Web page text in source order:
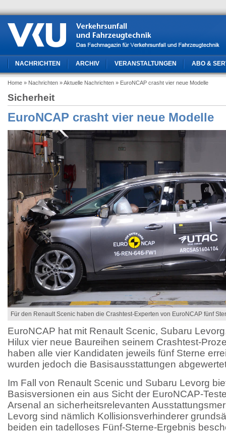
NACHRICHTEN ARCHIV VERANSTALTUNGEN ABO &
Home » Nachrichten » Aktuelle Nachrichten » EuroNCAP crasht vier neue Modelle
Sicherheit
EuroNCAP crasht vier neue Modelle
Für den Renault Scenic haben die Crashtest-Experten von EuroNCAP fünf
EuroNCAP hat mit Renault Scenic, Subaru
Hilux vier neue Baureihen seinem Crashtest-
haben alle vier Kandidaten jeweils fünf Sterne
wurden jedoch die Basisausstattungen
Im Fall von Renault Scenic und Subaru Levorg
Basisversionen ein aus Sicht der EuroNCAP-
Arsenal an sicherheitsrelevanten
Levorg sind nämlich Kollisionsverhinderer
beiden ein tadelloses Fünf-Sterne-Ergebnis